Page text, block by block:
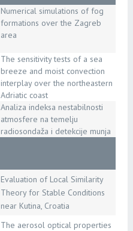
Numerical simulations of fog
formations over the Zagreb
area
The sensitivity tests of a sea
breeze and moist convection
interplay over the northeastern
Adriatic coast
Analiza indeksa nestabilnosti
atmosfere na temelju
radiosondaža i detekcije munja
Evaluation of Local Similarity
Theory for Stable Conditions
near Kutina, Croatia
The aerosol optical properties